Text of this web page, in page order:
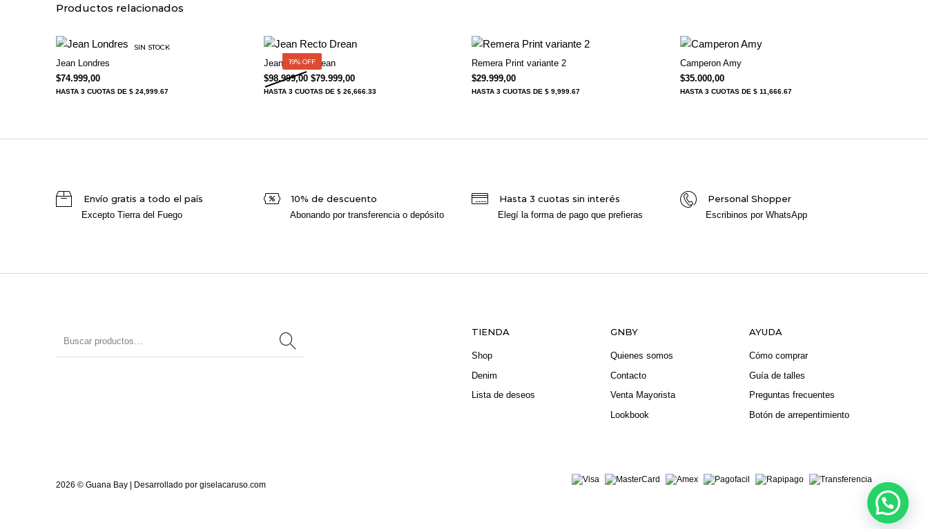
Productos relacionados
SIN STOCK
Jean Londres
$74.999,00
HASTA 3 CUOTASDE $ 24,999.67
19% OFF
Jean Recto Drean
$98.999,00 El precio original era: $98.999,00.
$79.999,00El precio actual es: $79.999,00.
HASTA 3 CUOTAS DE $ 26,666.33
Remera Print variante 2
$29.999,00
HASTA3 CUOTAS DE $ 9,999.67
Camperon Amy
$35.000,00
HASTA 3 CUOTASDE $ 11,666.67
Envío gratis a todo el país
Excepto Tierra del Fuego
10% de descuento
Abonando por transferencia o depósito
Hasta 3 cuotas sin interés
Elegí la forma de pago que prefieras
Personal Shopper
Escribinos por WhatsApp
TIENDA
Shop
Denim
Lista de deseos
GNBY
Quienes somos
Contacto
Venta Mayorista
Lookbook
AYUDA
Cómo comprar
Guía de talles
Preguntas frecuentes
Botón de arrepentimiento
2026 © Guana Bay | Desarrollado por giselacaruso.com